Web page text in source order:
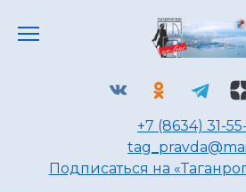
+7 (8634) 31-
Подписаться на